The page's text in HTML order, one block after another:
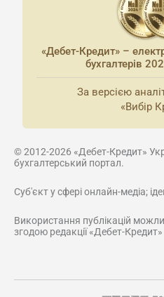
«Дебет-Кредит» –
бухгалтерів
За версією
«Вибір
© 2012-2026 «Дебет-Кредит»
бухгалтерський портал.
Суб'єкт у сфері онлайн-медіа;
Використання публікацій
згодою редакції «Дебет-Кредит»